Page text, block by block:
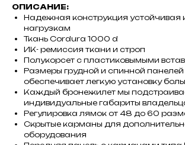
ОПИСАНИЕ:
Надежная конструкция устойчивая
нагрузкам
Ткань Cordura 1000 d
ИК- ремиссия ткани и строп
Полукорсет с пластиковымыми
Размеры грудной и спинной панелей
обеспечивает легкую установку
Каждый бронежилет мы
индивидуальные габариты
Регулировка лямок от 48 до 60
Скрытые карманы для
оборудования